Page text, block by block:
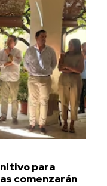
para
comenzarán